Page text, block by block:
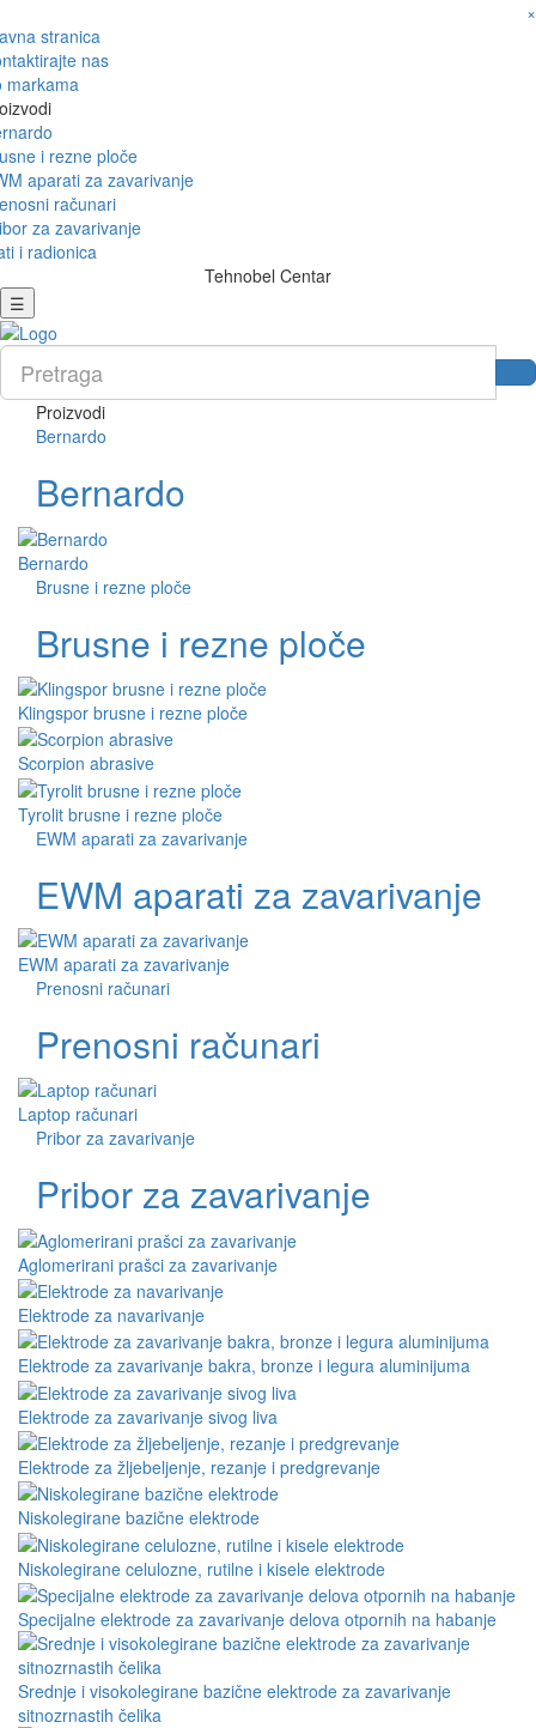
×
stranica
nas
markama
i rezne ploče
aparati za zavarivanje
računari
za zavarivanje
i radionica
Tehnobel Centar
☰
Proizvodi
Bernardo
Bernardo
Bernardo
Brusne i rezne ploče
Brusne i rezne ploče
Klingspor brusne i rezne ploče
Scorpion abrasive
Tyrolit brusne i rezne ploče
EWM aparati za zavarivanje
EWM aparati za zavarivanje
EWM aparati za zavarivanje
Prenosni računari
Prenosni računari
Laptop računari
Pribor za zavarivanje
Pribor za zavarivanje
Aglomerirani prašci za zavarivanje
Elektrode za navarivanje
Elektrode za zavarivanje bakra, bronze i legura aluminijuma
Elektrode za zavarivanje sivog liva
Elektrode za žljebeljenje, rezanje i predgrevanje
Niskolegirane bazične elektrode
Niskolegirane celulozne, rutilne i kisele elektrode
Specijalne elektrode za zavarivanje delova otpornih na habanje
Srednje i visokolegirane bazične elektrode za zavarivanje
sitnozrnastih čelika